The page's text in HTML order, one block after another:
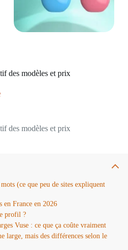
des modèles et prix
des modèles et prix
(ce que peu de sites expliquent
en France en 2026
profil ?
Vuse : ce que ça coûte vraiment
large, mais des différences selon le